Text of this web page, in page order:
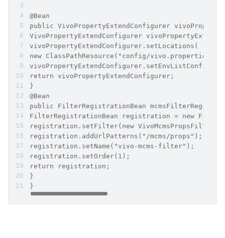
@Bean
public VivoPropertyExtendConfigurer
VivoPropertyExtendConfigurer
vivoPropertyExtendConfigurer.setLocations(
new ClassPathResource("config/
return vivoPropertyExtendConfigurer;
}
@Bean
public FilterRegistrationBean
FilterRegistrationBean registration = new
registration.setFilter(new
registration.addUrlPatterns("/mcms/props");
registration.setName("vivo-mcms-filter");
registration.setOrder(1);
return registration;
}
}